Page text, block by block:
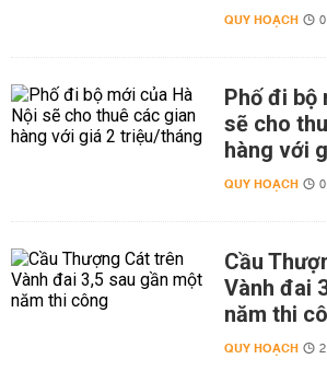
QUY HOẠCH
Phố đi bộ
sẽ cho
hàng với
QUY HOẠCH
Cầu
Vành đai
năm thi
QUY HOẠCH